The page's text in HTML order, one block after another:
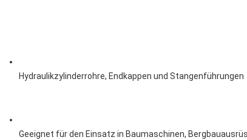
Hydraulikzylinderrohre, Endkappen und Stangenführungen
Geeignet für den Einsatz in Baumaschinen,